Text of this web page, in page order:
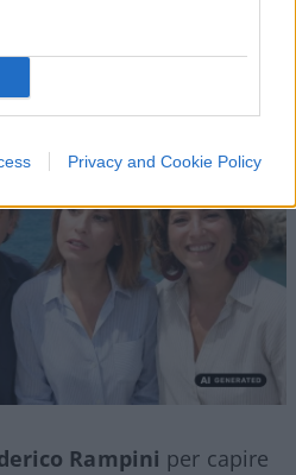
Privacy and Cookie Policy
Rampini per capire